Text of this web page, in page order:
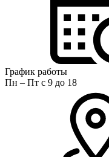
График работы
Пн – Пт с 9 до 18